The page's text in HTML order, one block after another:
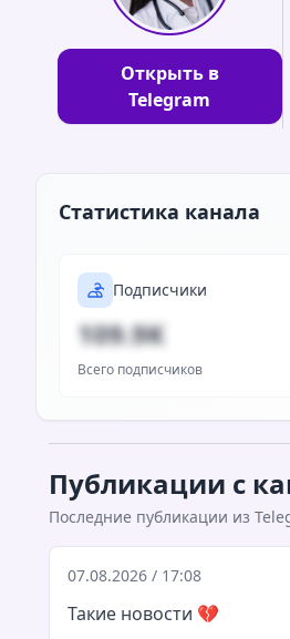
Открыть в
Telegram
Статистика канала
Подписчики
109.9K
Всего подписчиков
Публикации с
Последние публикации из
07.08.2026 / 17:08
Такие новости 💔